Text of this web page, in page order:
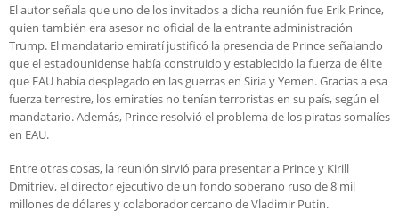
El autor señala que uno de los invitados a dicha reunión fue Erik Prince,
quien también era asesor no oficial de la entrante administración
Trump. El mandatario emiratí justificó la presencia de Prince señalando
que el estadounidense había construido y establecido la fuerza de élite
que EAU había desplegado en las guerras en Siria y Yemen. Gracias a esa
fuerza terrestre, los emiratíes no tenían terroristas en su país, según el
mandatario. Además, Prince resolvió el problema de los piratas somalíes
en EAU.
Entre otras cosas, la reunión sirvió para presentar a Prince y Kirill
Dmitriev, el director ejecutivo de un fondo soberano ruso de 8 mil
millones de dólares y colaborador cercano de Vladimir Putin.